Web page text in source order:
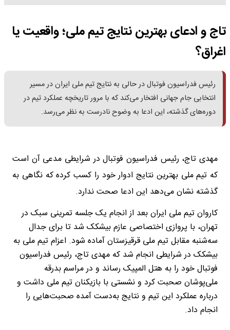
تاج و ادعای بهترین نتایج تیم ملی؛ واقعیت یا
اغراق؟
رئیس فدراسیون فوتبال در حالی به نتایج تیم ملی ایران در مسیر
انتخابی جام جهانی افتخار می‌کند که با مرور تاریخچه عملکرد تیم در
دوره‌های گذشته، این ادعا به وضوح نادرست به نظر می‌رسد.
مهدی تاج، رئیس فدراسیون فوتبال در شرایطی مدعی آن است
که تیم ملی بهترین نتایج ادوار خود را کسب کرده که نگاهی به
گذشته نشان می‌دهد این ادعا صحت ندارد.
کاروان تیم ملی ایران بعد از انجام یک جلسه تمرینی سبک در
تهران، با پروازی اختصاصی عازم بیشکک شد تا برای جدال
سه‌شنبه مقابل تیم ملی قرقیزستان آماده شود. اعزام تیم ملی به
بیشکک در شرایطی انجام شد که مهدی تاج، رئیس فدراسیون
فوتبال خود را به هتل المپیک رساند و در مراسم بدرقه
ملی‌پوشان صحبت کرد و نشستی با بازیکنان تیم ملی داشت و
درباره عملکرد این تیم و نتایج به‌دست آمده صحبت‌هایی را
انجام داد.